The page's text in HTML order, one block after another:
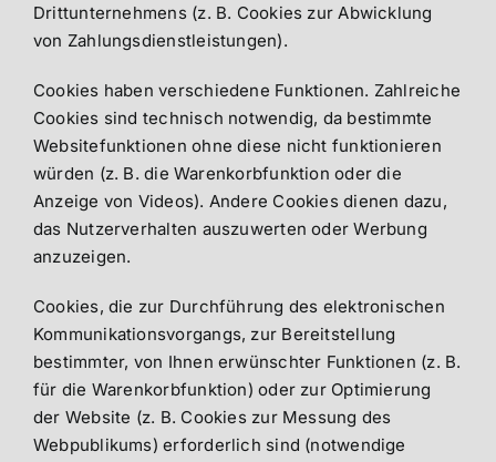
Drittunternehmens (z. B. Cookies zur Abwicklung
von Zahlungsdienstleistungen).
Cookies haben verschiedene Funktionen. Zahlreiche
Cookies sind technisch notwendig, da bestimmte
Websitefunktionen ohne diese nicht funktionieren
würden (z. B. die Warenkorbfunktion oder die
Anzeige von Videos). Andere Cookies dienen dazu,
das Nutzerverhalten auszuwerten oder Werbung
anzuzeigen.
Cookies, die zur Durchführung des elektronischen
Kommunikationsvorgangs, zur Bereitstellung
bestimmter, von Ihnen erwünschter Funktionen (z. B.
für die Warenkorbfunktion) oder zur Optimierung
der Website (z. B. Cookies zur Messung des
Webpublikums) erforderlich sind (notwendige